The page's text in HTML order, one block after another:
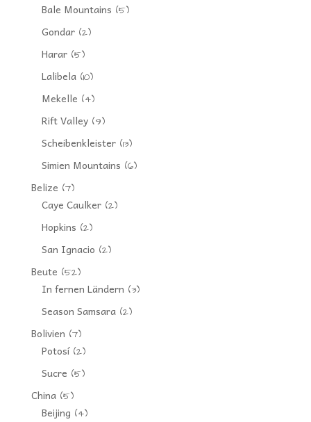
Bale Mountains (5)
Gondar(2)
Harar(5)
Lalibela(10)
Mekelle (4)
Rift Valley(9)
Scheibenkleister(13)
Simien Mountains (6)
Belize (7)
Caye Caulker(2)
Hopkins (2)
San Ignacio (2)
Beute (52)
In fernen Ländern (3)
Season Samsara(2)
Bolivien (7)
Potosí(2)
Sucre (5)
China(5)
Beijing (4)